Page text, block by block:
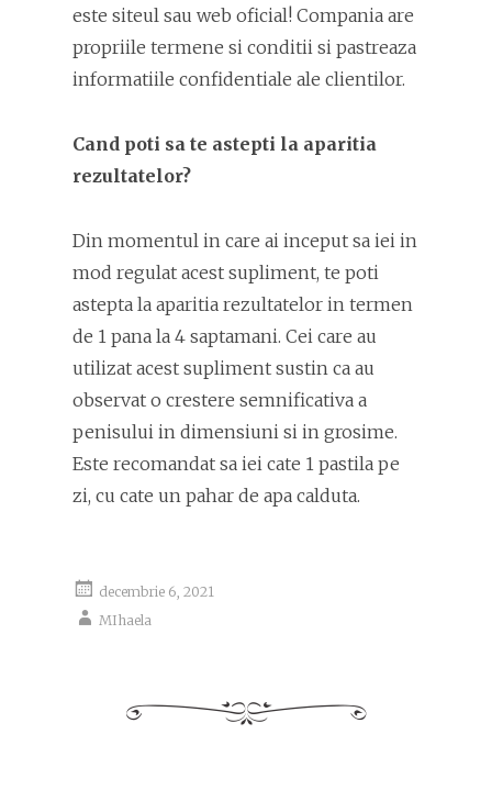
este siteul sau web oficial! Compania are
propriile termene si conditii si pastreaza
informatiile confidentiale ale clientilor.
Cand poti sa te astepti la aparitia
rezultatelor?
Din momentul in care ai inceput sa iei in
mod regulat acest supliment, te poti
astepta la aparitia rezultatelor in termen
de 1 pana la 4 saptamani. Cei care au
utilizat acest supliment sustin ca au
observat o crestere semnificativa a
penisului in dimensiuni si in grosime.
Este recomandat sa iei cate 1 pastila pe
zi, cu cate un pahar de apa calduta.
decembrie 6, 2021
MIhaela